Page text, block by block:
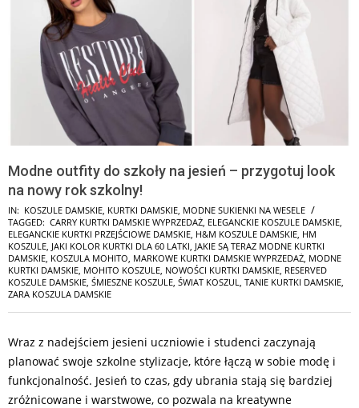
Modne outfity do szkoły na jesień – przygotuj look
na nowy rok szkolny!
IN: KOSZULE DAMSKIE KURTKI DAMSKIE MODNE SUKIENKI NA WESELE
TAGGED: CARRY KURTKI DAMSKIE WYPRZEDAŻ ELEGANCKIE KOSZULE DAMSKIE
ELEGANCKIE KURTKI PRZEJŚCIOWE DAMSKIE H&M KOSZULE DAMSKIE HM
KOSZULE JAKI KOLOR KURTKI DLA 60 LATKI JAKIE SĄ TERAZ MODNE KURTKI
DAMSKIE KOSZULA MOHITO MARKOWE KURTKI DAMSKIE WYPRZEDAŻ MODNE
KURTKI DAMSKIE MOHITO KOSZULE NOWOŚCI KURTKI DAMSKIE RESERVED
KOSZULE DAMSKIE ŚMIESZNE KOSZULE ŚWIAT KOSZUL TANIE KURTKI DAMSKIE
ZARA KOSZULA DAMSKIE
Wraz z nadejściem jesieni uczniowie i studenci zaczynają
planować swoje szkolne stylizacje, które łączą w sobie modę i
funkcjonalność. Jesień to czas, gdy ubrania stają się bardziej
zróżnicowane i warstwowe, co pozwala na kreatywne